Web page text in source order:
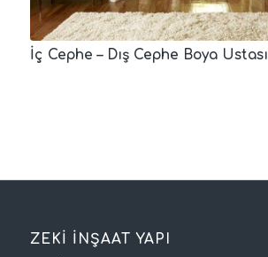
İç Cephe – Dış Cephe Boya Ustası
ZEKİ İNŞAAT YAPI